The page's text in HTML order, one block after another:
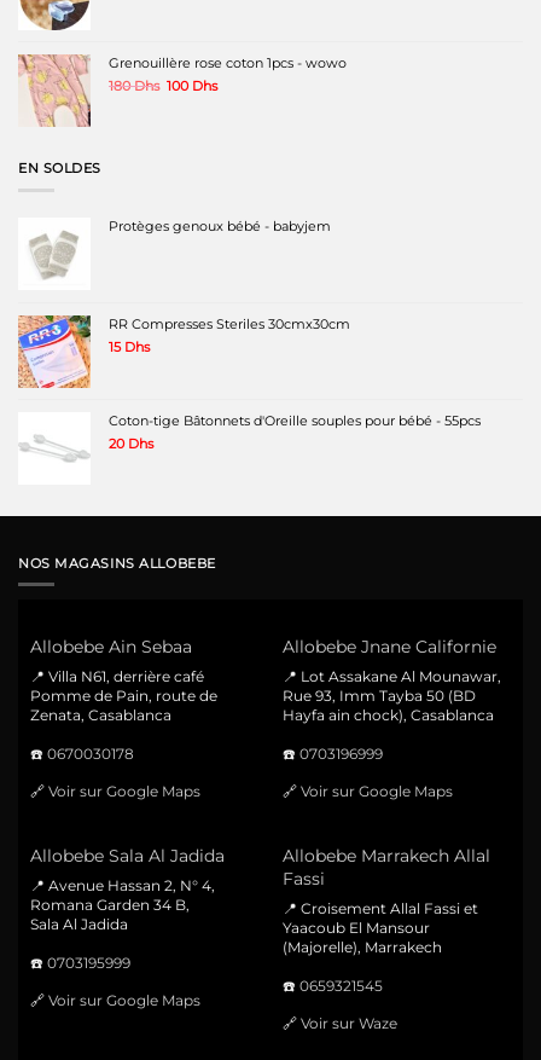
120 Dhs.
80 Dhs.
Grenouillère rose coton 1pcs - wowo
180Dhs Le
100 DhsLe
EN SOLDES
Protèges genoux bébé - babyjem
RR Compresses Steriles 30cmx30cm
15 Dhs
Coton-tige Bâtonnets d'Oreille souples pour bébé - 55pcs
20 Dhs
NOS MAGASINS ALLOBEBE
Allobebe Ain Sebaa
📍 Villa N61, derrière café
Pomme de Pain, route de
Zenata, Casablanca
☎️ 0670030178
🔗 Voir sur Google Maps
Allobebe Jnane Californie
📍 Lot Assakane Al Mounawar,
Rue 93, Imm Tayba 50 (BD
Hayfa ain chock), Casablanca
☎️ 0703196999
🔗 Voir sur Google Maps
Allobebe Sala Al Jadida
📍 Avenue Hassan 2, N° 4,
Romana Garden 34 B,
Sala Al Jadida
☎️ 0703195999
🔗 Voir sur Google Maps
Allobebe Marrakech Allal
Fassi
📍 Croisement Allal Fassi et
Yaacoub El Mansour
(Majorelle), Marrakech
☎️ 0659321545
🔗 Voir sur Waze